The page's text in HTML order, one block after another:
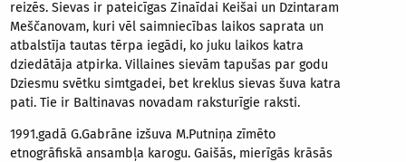
reizēs. Sievas ir pateicīgas Zinaīdai Keišai un Dzintaram
Meščanovam, kuri vēl saimniecības laikos saprata un
atbalstīja tautas tērpa iegādi, ko juku laikos katra
dziedātāja atpirka. Villaines sievām tapušas par godu
Dziesmu svētku simtgadei, bet kreklus sievas šuva katra
pati. Tie ir Baltinavas novadam raksturīgie raksti.
1991.gadā G.Gabrāne izšuva M.Putniņa zīmēto
etnogrāfiskā ansambļa karogu. Gaišās, mierīgās krāsās